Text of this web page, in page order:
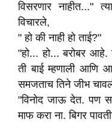
विसरणार नाहीत..."
विचारले,
" हो की नाही हो ताई?"
"हो... हो... बरोबर
ती बाई म्हणाली आणि
समजताच तिने जीभ
"विनोद जाऊ देत. पण
माफ करा ना. बिगर